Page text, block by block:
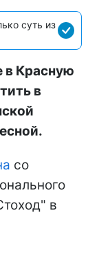
суть из
в Красную
в
со
в